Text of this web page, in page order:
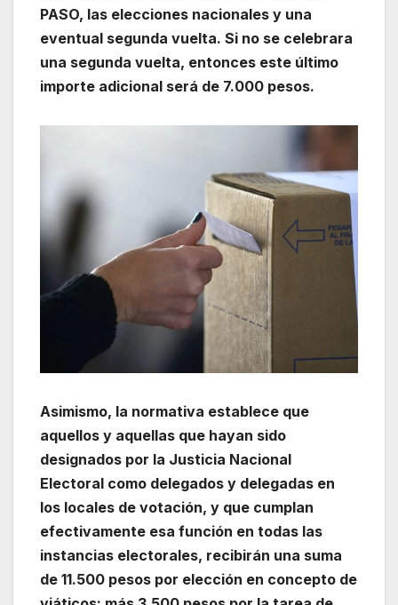
PASO, las elecciones nacionales y una
eventual segunda vuelta. Si no se celebrara
una segunda vuelta, entonces este último
importe adicional será de 7.000 pesos.
Asimismo, la normativa establece que
aquellos y aquellas que hayan sido
designados por la Justicia Nacional
Electoral como delegados y delegadas en
los locales de votación, y que cumplan
efectivamente esa función en todas las
instancias electorales, recibirán una suma
de 11.500 pesos por elección en concepto de